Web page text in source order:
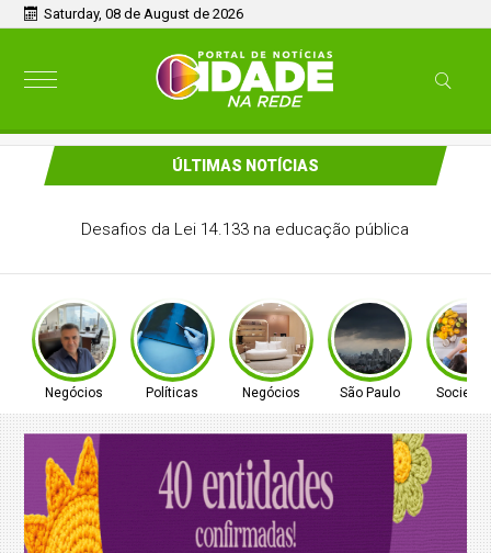
Saturday, 08 de August de 2026
ÚLTIMAS NOTÍCIAS
CONITEC abre consulta para Hipertensão Arterial Pulmonar
Negócios Políticas Negócios São Paulo